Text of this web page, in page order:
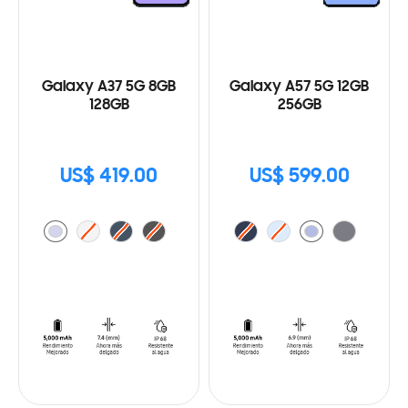
Galaxy A37 5G 8GB
128GB
US$ 419.00
Galaxy A57 5G 12GB
256GB
US$ 599.00